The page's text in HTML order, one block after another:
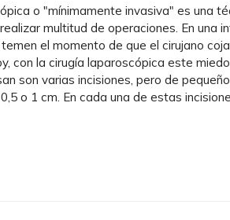
o "mínimamente invasiva" es una
multitud de operaciones. En una
el momento de que el cirujano
con la cirugía laparoscópica este
son varias incisiones, pero de
o 1 cm. En cada una de estas